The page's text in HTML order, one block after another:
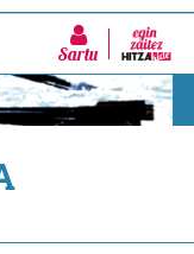
Sartu